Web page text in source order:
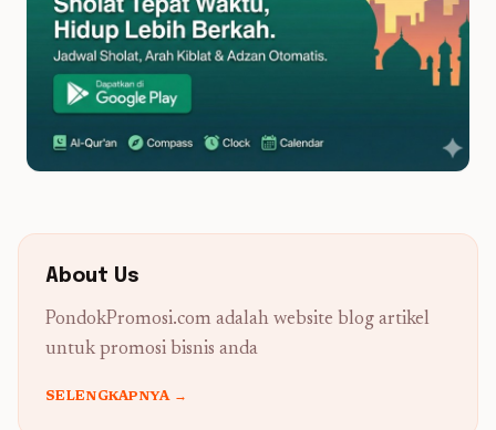
About Us
PondokPromosi.com adalah website blog artikel
untuk promosi bisnis anda
SELENGKAPNYA →